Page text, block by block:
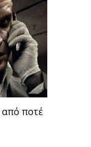
ποτέ